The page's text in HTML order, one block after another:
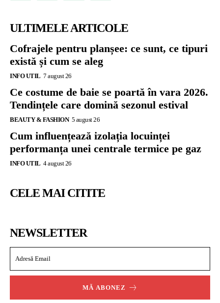
ULTIMELE ARTICOLE
Cofrajele pentru planșee: ce sunt, ce tipuri
există și cum se aleg
INFO UTIL 7 august 26
Ce costume de baie se poartă în vara 2026.
Tendințele care domină sezonul estival
BEAUTY & FASHION 5 august 26
Cum influențează izolația locuinței
performanța unei centrale termice pe gaz
INFO UTIL 4 august 26
CELE MAI CITITE
NEWSLETTER
MĂ ABONEZ